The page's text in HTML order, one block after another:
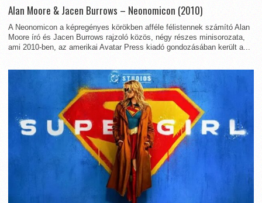
Alan Moore & Jacen Burrows – Neonomicon (2010)
A Neonomicon a képregényes körökben afféle félistennek számító Alan
Moore író és Jacen Burrows rajzoló közös, négy részes minisorozata,
ami 2010-ben, az amerikai Avatar Press kiadó gondozásában került a...